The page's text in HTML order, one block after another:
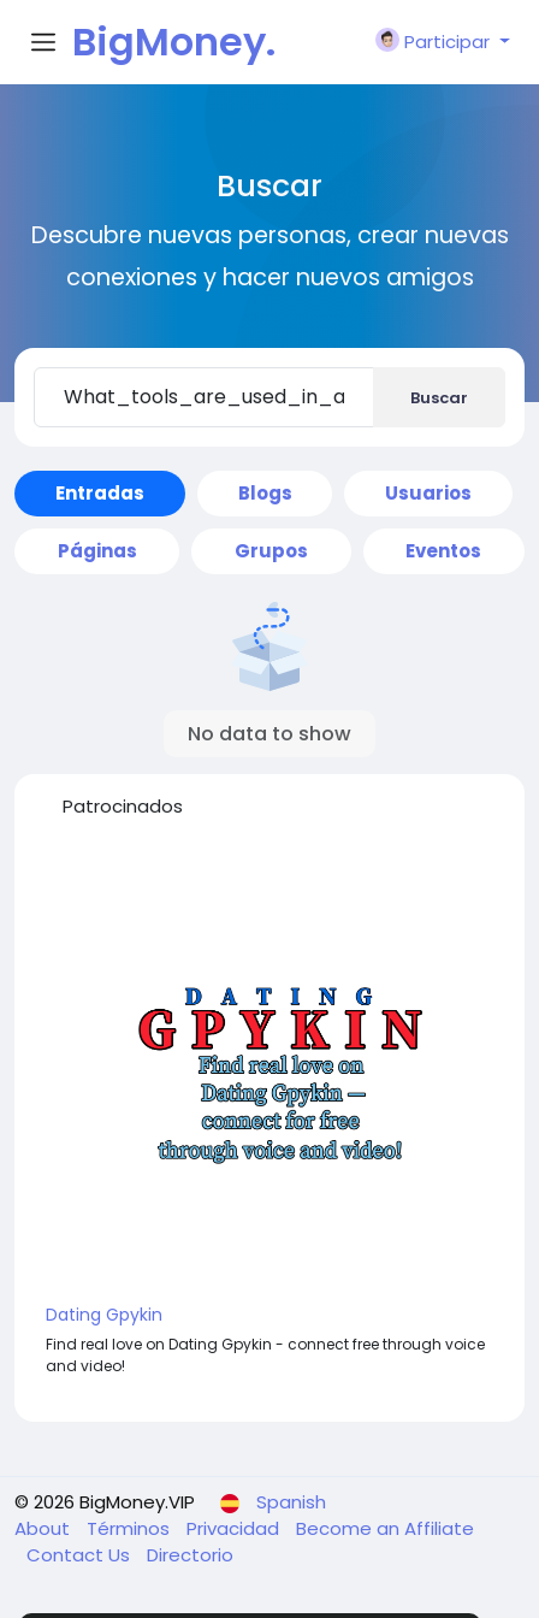
BigMoney.
Participar
Buscar
Descubre nuevas personas, crear nuevas
conexiones y hacer nuevos amigos
Buscar
Entradas Blogs Usuarios
Páginas Grupos Eventos
No data to show
Patrocinados
Dating Gpykin
Find real love on Dating Gpykin - connect free through voice
and video!
© 2026 BigMoney.VIP
Spanish
About
Términos Privacidad
Become an Affiliate
Contact Us
Directorio